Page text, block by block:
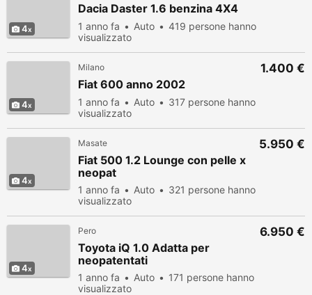
4
Dacia Daster 1.6 benzina 4X4
1 anno fa Auto
419 persone hanno
visualizzato
4
Milano
Fiat 600 anno 2002
1 anno fa Auto
317 persone hanno
visualizzato
1.400 €
4
Masate
Fiat 500 1.2 Lounge con pelle x
neopat
1 anno fa Auto
321 persone hanno
visualizzato
5.950 €
4
Pero
Toyota iQ 1.0 Adatta per
neopatentati
1 anno fa Auto
171 persone hanno
visualizzato
6.950 €